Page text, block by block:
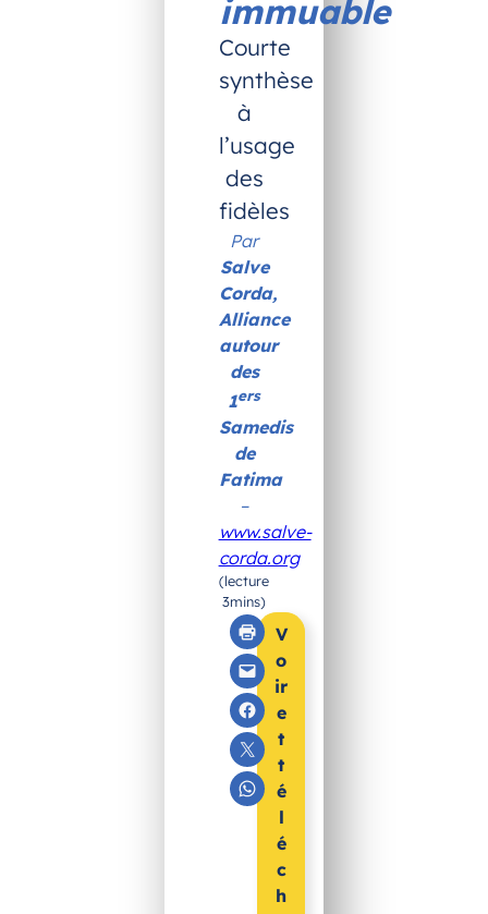
immuable
Courte
synthèse
à
l’usage
des
fidèles
Par
Salve
Corda,
Alliance
autour
des
1ers
Samedis
de
Fatima
–
www.salve-
corda.org
(lecture
3mins)
V
o
ir
e
t
t
é
l
é
c
h